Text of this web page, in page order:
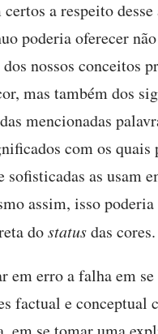
a respeito
poderia oferecer não
nossos conceitos
mas também dos
mencionadas
com os quais
as usam
assim, isso poderia
dostatusdas cores.
em erro a falha em
factual e conceptual